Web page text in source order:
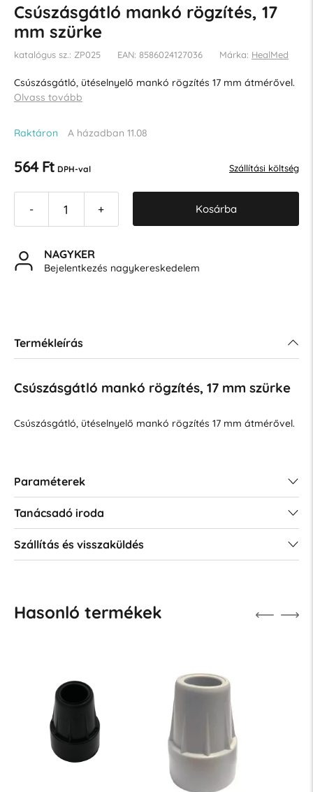
Csúszásgátló mankó rögzítés, 17
mm szürke
katalógus sz.: ZP025 EAN: 8586024127036 Márka: HealMed
Csúszásgátló, ütéselnyelő mankó rögzítés 17 mm átmérővel.
Olvass tovább
Raktáron A házadban 11.08
564 Ft DPH-val Szállítási költség
- + Kosárba
NAGYKER
Bejelentkezés nagykereskedelem
Termékleírás
Csúszásgátló mankó rögzítés, 17 mm szürke
Csúszásgátló, ütéselnyelő mankó rögzítés 17 mm átmérővel.
Paraméterek
Tanácsadó iroda
Szállítás és visszaküldés
Hasonló termékek